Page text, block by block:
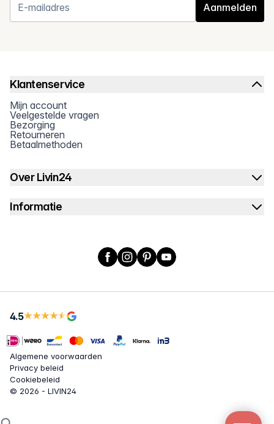
Aanmelden
Klantenservice
Mijn account
Veelgestelde vragen
Bezorging
Retourneren
Betaalmethoden
Over Livin24
Informatie
Facebook
Instagram
PinterestYouTube
4.5
Algemene voorwaarden
Privacy beleid
Cookiebeleid
© 2026 - LIVIN24